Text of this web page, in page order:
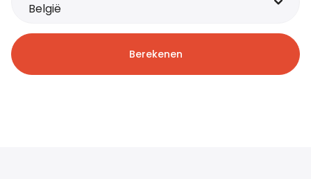
België
Berekenen